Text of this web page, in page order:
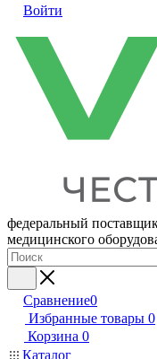
Войти
федеральный
медицинского
Сравнение0
Избранные товары 0
Корзина 0
Каталог